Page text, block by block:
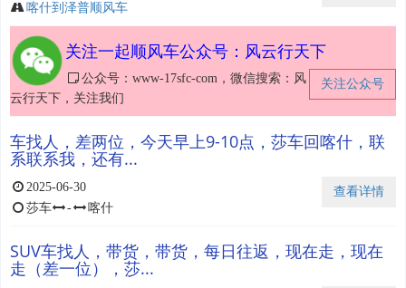
喀什到泽普顺风车
关注一起顺风车公众号：风云行天下
关注公众号
公众号：www-17sfc-com，微信搜索：风
云行天下，关注我们
车找人，差两位，今天早上9-10点，莎车回喀什，联
系联系我，还有...
查看详情
2025-06-30
莎车
- 喀什
SUV车找人，带货，带货，每日往返，现在走，现在
走（差一位），莎...